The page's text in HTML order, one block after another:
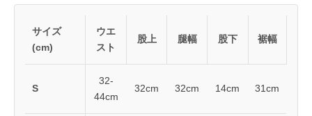
サイズ
(cm)
ウエ
スト
股上 腿幅 股下 裾幅
S
32-
44cm
32cm 32cm 14cm 31cm